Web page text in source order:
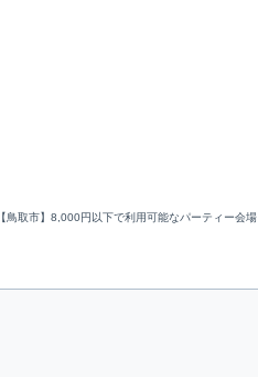
【鳥取市】8,000円以下で利用可能なパーティー会場